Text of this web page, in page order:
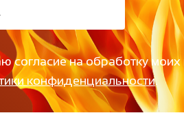
согласие на обработку
конфиденциальности.